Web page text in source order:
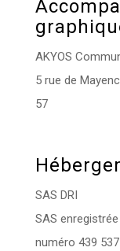
AKYOS
5 rue de
57
SAS DRI
SAS
numéro 439